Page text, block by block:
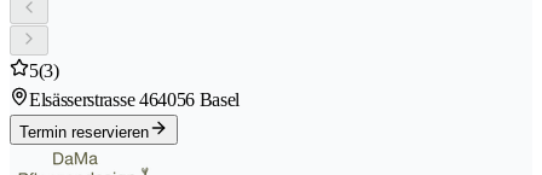
5(3)
Elsässerstrasse 464056 Basel
Termin reservieren